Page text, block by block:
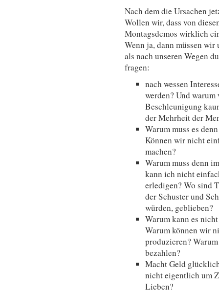
Nach dem die Ursachen
Wollen wir, dass von
Montagsdemos wirklich
Wenn ja, dann müssen
als nach unseren Wegen
fragen:
nach wessen
werden? Und
Beschleunigung
der Mehrheit der
Warum muss es
Können wir nicht
machen?
Warum muss denn
kann ich nicht
erledigen? Wo sind
der Schuster und
würden, geblieben?
Warum kann es
Warum können wir
produzieren?
bezahlen?
Macht Geld
nicht eigentlich um
Lieben?